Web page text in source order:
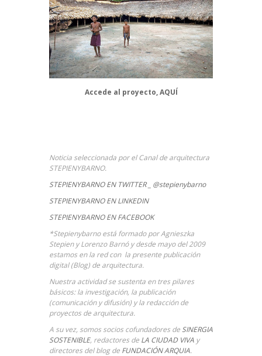
Accede al proyecto,AQUÍ
Noticia seleccionada por el Canal de arquitectura
STEPIENYBARNO.
STEPIENYBARNO EN TWITTER _ @stepienybarno
STEPIENYBARNO EN LINKEDIN
STEPIENYBARNO EN FACEBOOK
*Stepienybarno está formado por Agnieszka
Stepien y Lorenzo Barnó y desde mayo del 2009
estamos en la red con la presente publicación
digital (Blog) de arquitectura.
Nuestra actividad se sustenta en tres pilares
básicos: la investigación, la publicación
(comunicación y difusión) y la redacción de
proyectos de arquitectura.
A su vez, somos socios cofundadores deSINERGIA
SOSTENIBLE, redactores de LA CIUDAD VIVA y
directores del blog de FUNDACIÓN ARQUIA.